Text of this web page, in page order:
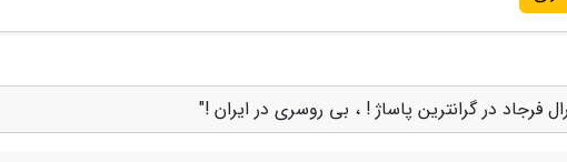
در گرانترین پاساژ ! ، بی روسری در ایران !"